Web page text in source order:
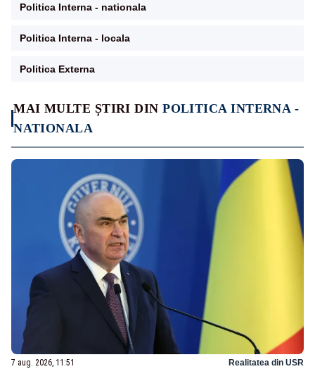
MAI MULTE ȘTIRI DINPOLITICA INTERNA -
NATIONALA
7 aug. 2026, 11:51 Realitatea din USR
Politica Interna - nationala
Politica Interna - locala
Politica Externa